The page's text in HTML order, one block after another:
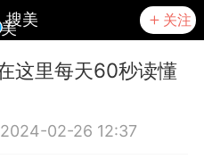
搜美 关注
这里每天60秒读懂
2024-02-26 12:37